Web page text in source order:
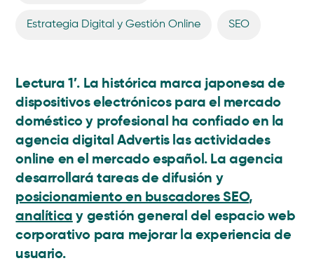
Estrategia Digital y Gestión Online SEO
Lectura 1′. La histórica marca japonesa de
dispositivos electrónicos para el mercado
doméstico y profesional ha confiado en la
agencia digital Advertis las actividades
online en el mercado español. La agencia
desarrollará tareas de difusión y
posicionamiento en buscadores SEO,
analíticay gestión general del espacio web
corporativo para mejorar la experiencia de
usuario.